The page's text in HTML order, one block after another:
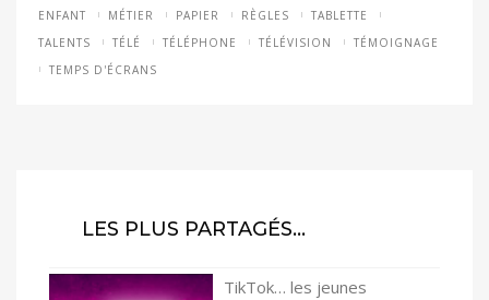
ENFANT
MÉTIER PAPIER RÈGLES
TABLETTE
TALENTS
TÉLÉ TÉLÉPHONE TÉLÉVISION
TÉMOIGNAGE
TEMPS D'ÉCRANS
LES PLUS PARTAGÉS…
TikTok… les jeunes